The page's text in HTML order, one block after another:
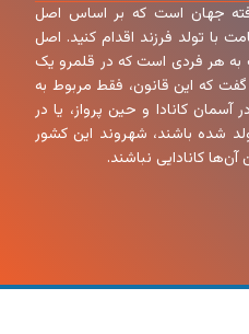
جهان است که بر اساس اصل
با تولد فرزند اقدام کنید. اصل
به هر فردی است که در قلمرو یک
که این قانون، فقط مربوط به
کانادا و حین پرواز، یا در
شده باشند، شهروند این کشور
کانادایی نباشند.